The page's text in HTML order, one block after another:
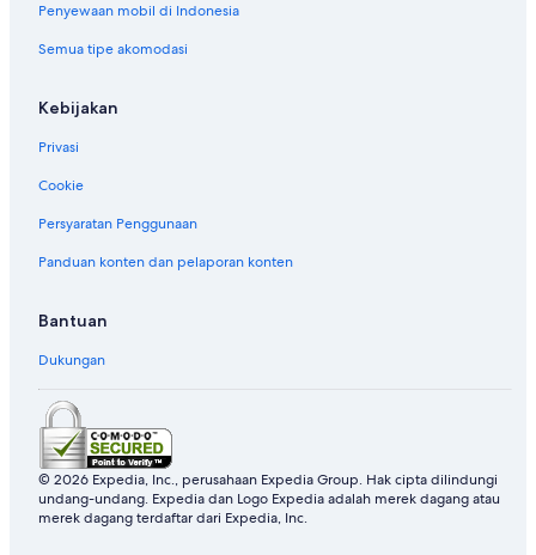
Penyewaan mobil di Indonesia
Semua tipe akomodasi
Kebijakan
Privasi
Cookie
Persyaratan Penggunaan
Panduan konten dan pelaporan konten
Bantuan
Dukungan
© 2026 Expedia, Inc., perusahaan Expedia Group. Hak cipta dilindungi
undang-undang. Expedia dan Logo Expedia adalah merek dagang atau
merek dagang terdaftar dari Expedia, Inc.